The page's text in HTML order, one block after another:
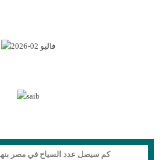
كم سيصل عدد السياح في مصر